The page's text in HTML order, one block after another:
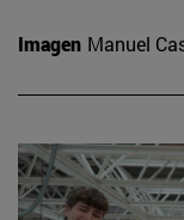
Imagen Manuel